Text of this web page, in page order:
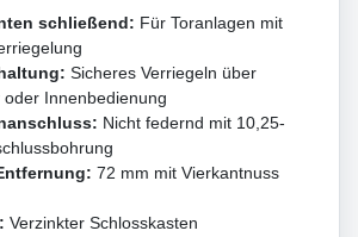
schließend: Für Toranlagen mit
Sicheres Verriegeln über
oder Innenbedienung
Nicht federnd mit 10,25-
72 mm mit Vierkantnuss
Verzinkter Schlosskasten